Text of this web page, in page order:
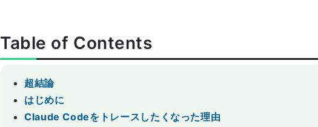
Table of Contents
超結論
はじめに
Claude Codeをトレースしたくなった理由